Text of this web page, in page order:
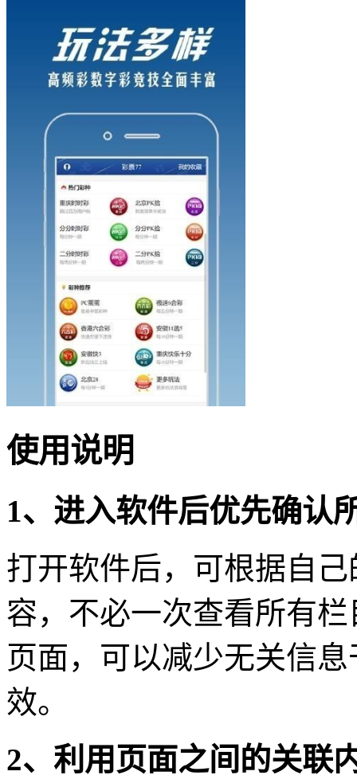
使用说明
1、进入软件后优先确认
打开软件后，可根据自
容，不必一次查看所有
页面，可以减少无关信
效。
2、利用页面之间的关联